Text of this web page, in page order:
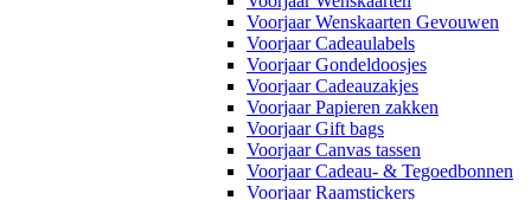
Voorjaar Wenskaarten Gevouwen
Voorjaar Cadeaulabels
Voorjaar Gondeldoosjes
Voorjaar Cadeauzakjes
Voorjaar Papieren zakken
Voorjaar Gift bags
Voorjaar Canvas tassen
Voorjaar Cadeau- & Tegoedbonnen
Voorjaar Raamstickers